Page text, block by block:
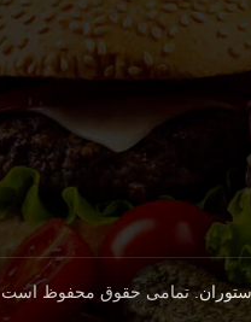
. تمامی حقوق محفوظ است